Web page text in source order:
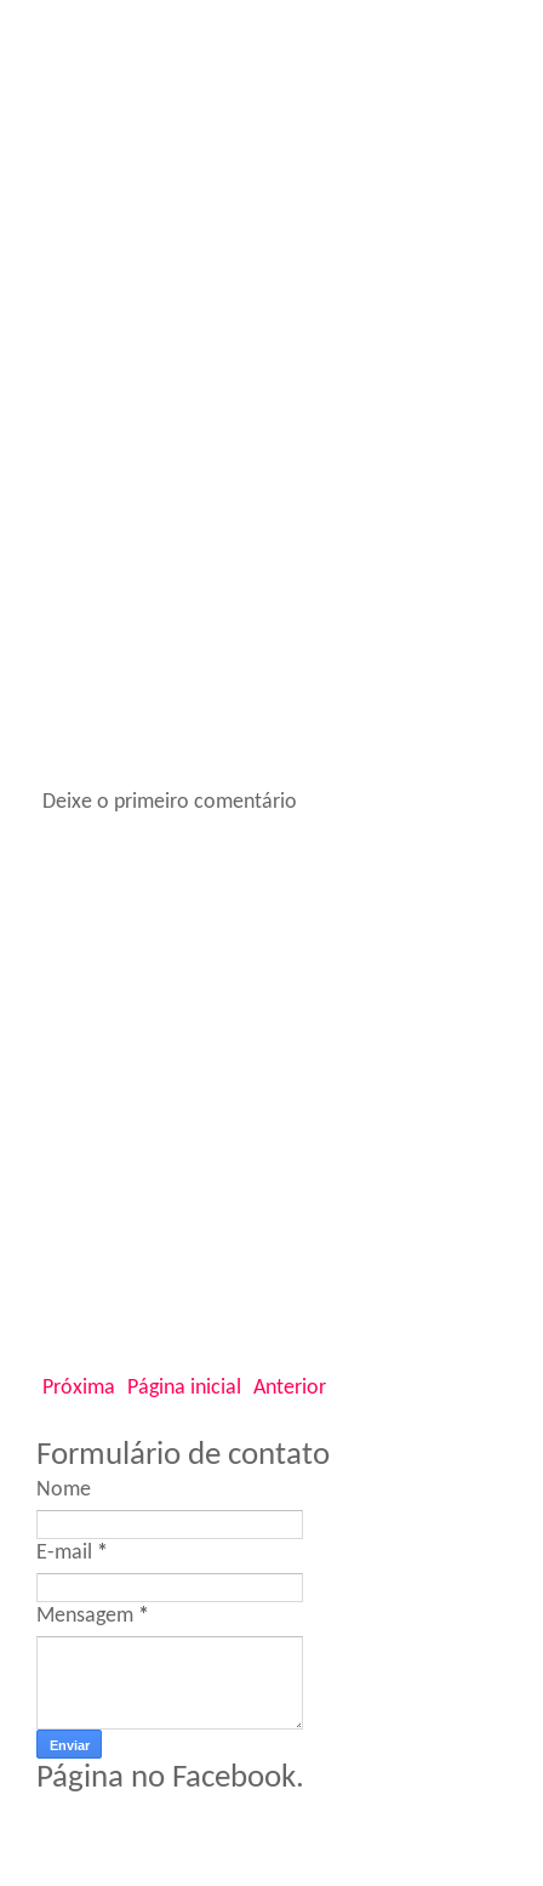
Deixe o primeiro comentário
Próxima Anterior
Página inicial
Formulário de contato
Nome
E-mail *
Mensagem *
Página no Facebook.